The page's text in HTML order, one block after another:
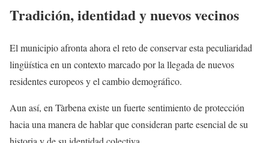
Tradición, identidad y nuevos vecinos
El municipio afronta ahora el reto de conservar esta peculiaridad
lingüística en un contexto marcado por la llegada de nuevos
residentes europeos y el cambio demográfico.
Aun así, en Tàrbena existe un fuerte sentimiento de protección
hacia una manera de hablar que consideran parte esencial de su